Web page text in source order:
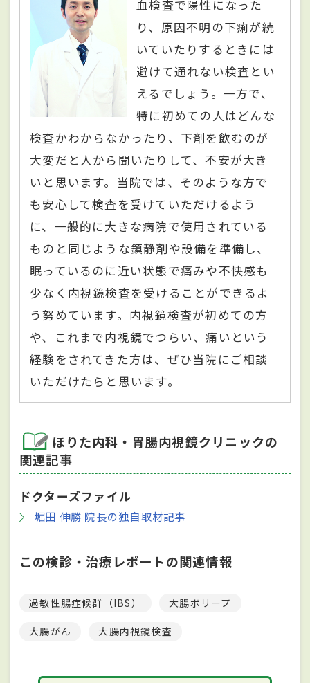
血検査で陽性になった
り、原因不明の下痢が続
いていたりするときには
避けて通れない検査とい
えるでしょう。一方で、
特に初めての人はどんな
検査かわからなかったり、下剤を飲むのが
大変だと人から聞いたりして、不安が大き
いと思います。当院では、そのような方で
も安心して検査を受けていただけるよう
に、一般的に大きな病院で使用されている
ものと同じような鎮静剤や設備を準備し、
眠っているのに近い状態で痛みや不快感も
少なく内視鏡検査を受けることができるよ
う努めています。内視鏡検査が初めての方
や、これまで内視鏡でつらい、痛いという
経験をされてきた方は、ぜひ当院にご相談
いただけたらと思います。
ほりた内科・胃腸内視鏡クリニックの
関連記事
ドクターズファイル
堀田 伸勝 院長の独自取材記事
この検診・治療レポートの関連情報
過敏性腸症候群（IBS） 大腸ポリープ
大腸がん 大腸内視鏡検査